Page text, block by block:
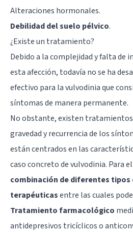
Alteraciones hormonales.
Debilidad del suelo pélvico.
¿Existe un tratamiento?
Debido a la complejidad y falta de
esta afección, todavía no se ha
efectivo para la vulvodinia que
síntomas de manera permanente.
No obstante, existen
gravedad y recurrencia de los
están centrados en las
caso concreto de vulvodinia. Para
combinación de diferentes tipos
terapéuticasentre las cuales
Tratamiento farmacológico
antidepresivos tricíclicoso